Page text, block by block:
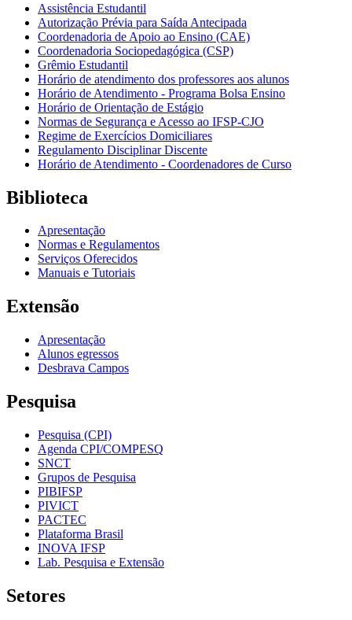
Assistência Estudantil
Autorização Prévia para Saída Antecipada
Coordenadoria de Apoio ao Ensino (CAE)
Coordenadoria Sociopedagógica (CSP)
Grêmio Estudantil
Horário de atendimento dos professores aos alunos
Horário de Atendimento - Programa Bolsa Ensino
Horário de Orientação de Estágio
Normas de Segurança e Acesso ao IFSP-CJO
Regime de Exercícios Domiciliares
Regulamento Disciplinar Discente
Horário de Atendimento - Coordenadores de Curso
Biblioteca
Apresentação
Normas e Regulamentos
Serviços Oferecidos
Manuais e Tutoriais
Extensão
Apresentação
Alunos egressos
Desbrava Campos
Pesquisa
Pesquisa (CPI)
Agenda CPI/COMPESQ
SNCT
Grupos de Pesquisa
PIBIFSP
PIVICT
PACTEC
Plataforma Brasil
INOVA IFSP
Lab. Pesquisa e Extensão
Setores